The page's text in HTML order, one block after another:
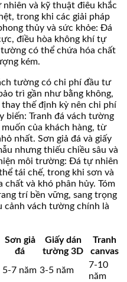
và kỹ thuật điêu khắc
trong khi các giải pháp
thủy và sức khỏe: Đá
điều hòa không khí tự
có thể chứa hóa chất
kém.
tường có chi phí đầu tư
trì gần như bằng không,
thế định kỳ nên chi phí
biến: Tranh đá vách tường
của khách hàng, từ
nhất. Sơn giả đá và giấy
nhưng thiếu chiều sâu và
môi trường: Đá tự nhiên
tái chế, trong khi sơn và
và khó phân hủy. Tóm
trí bền vững, sang trọng
cảnh vách tường chính là
Sơn giả
đá
Giấy dán
tường 3D
Tranh
canvas
5-7 năm 3-5 năm
7-10
năm